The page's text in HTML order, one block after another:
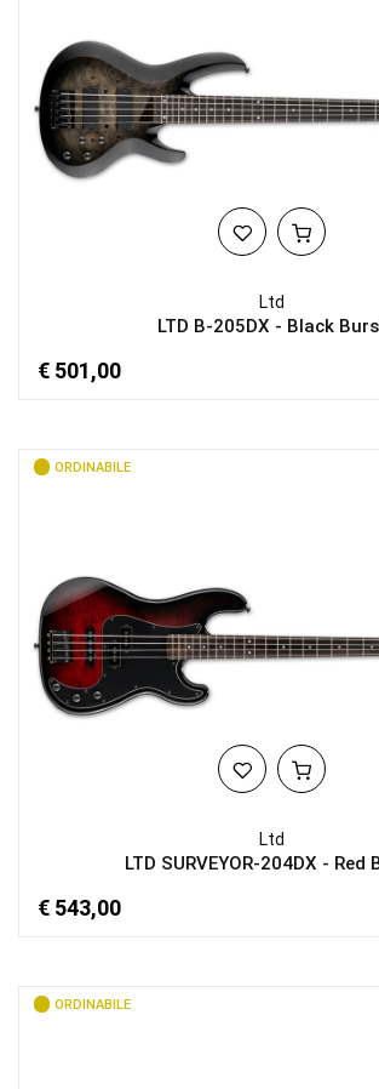
Ltd
LTD B-205DX - Black
€ 501,00
ORDINABILE
Ltd
LTD SURVEYOR-204DX - Red
€ 543,00
ORDINABILE